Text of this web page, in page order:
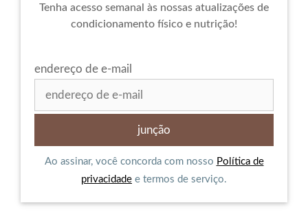
Tenha acesso semanal às nossas atualizações de
condicionamento físico e nutrição!
endereço de e-mail
Ao assinar, você concorda com nosso Política de
privacidade e termos de serviço.